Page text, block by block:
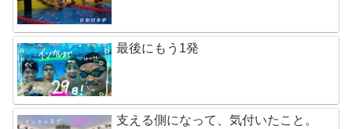
最後にもう1発
支える側になって、気付いたこと。